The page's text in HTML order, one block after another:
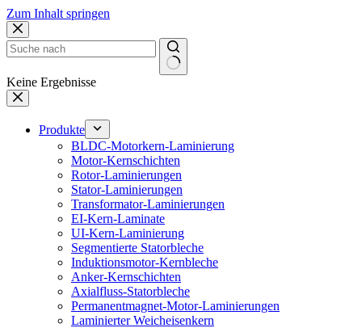
Zum Inhalt springen
Keine Ergebnisse
Produkte
BLDC-Motorkern-Laminierung
Motor-Kernschichten
Rotor-Laminierungen
Stator-Laminierungen
Transformator-Laminierungen
EI-Kern-Laminate
UI-Kern-Laminierung
Segmentierte Statorbleche
Induktionsmotor-Kernbleche
Anker-Kernschichten
Axialfluss-Statorbleche
Permanentmagnet-Motor-Laminierungen
Laminierter Weicheisenkern